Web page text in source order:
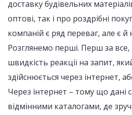
доставку будівельних
оптові, так і про роздрібні
компаній є ряд переваг, але є й
Розглянемо перші. Перш за все,
швидкість реакції на запит,
здійснюється через інтернет,
Через інтернет – тому що дані
відмінними каталогами, де